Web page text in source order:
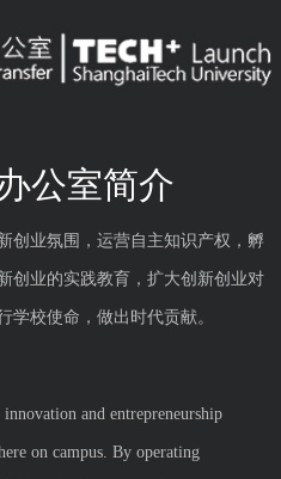
公室简介
创业氛围，运营自主知识产权，孵
创业的实践教育，扩大创新创业对
学校使命，做出时代贡献。
and entrepreneurship
on campus. By operating